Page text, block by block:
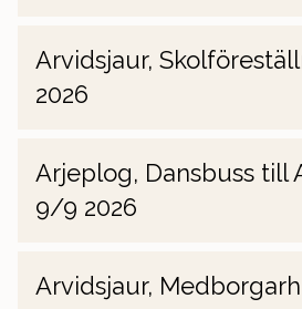
Arvidsjaur,
2026
Arjeplog, Dansbuss till
9/9 2026
Arvidsjaur,